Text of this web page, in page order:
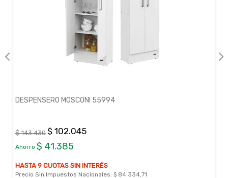
DESPENSERO MOSCONI 55994
$ 143.430 $ 102.045
Ahorro $ 41.385
HASTA 9 CUOTAS SIN INTERÉS
Precio Sin Impuestos Nacionales: $ 84.334,71